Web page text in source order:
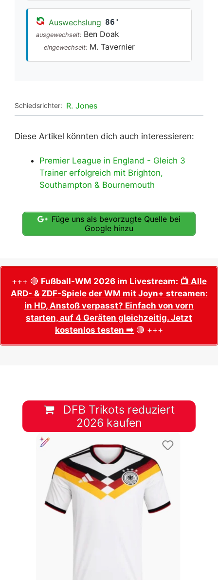
Auswechslung 86'
ausgewechselt: Ben Doak
eingewechselt: M. Tavernier
Schiedsrichter: R. Jones
Diese Artikel könnten dich auch interessieren:
Premier League in England - Gleich 3
Trainer erfolgreich mit Brighton,
Southampton & Bournemouth
Füge uns als bevorzugte Quelle bei
Google hinzu
+++ 🔴 Fußball-WM 2026 im Livestream: 📺 Alle
ARD- & ZDF-Spiele der WM mit Joyn+ streamen:
in HD, Anstoß verpasst? Einfach von vorn
starten, auf 4 Geräten gleichzeitig. Jetzt
kostenlos testen ➡️ 🔴 +++
DFB Trikots reduziert
2026 kaufen